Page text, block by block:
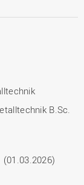
B.Sc.